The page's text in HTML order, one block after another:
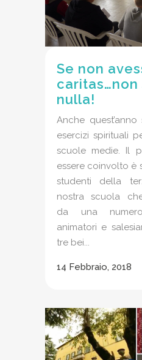
Se non
caritas…non
nulla!
Anche
esercizi spirituali
scuole medie. Il
essere coinvolto è
studenti della
nostra scuola
da una
animatori e
tre bei...
14 Febbraio, 2018